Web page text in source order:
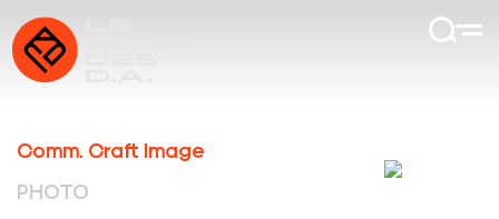
Comm. Craft Image
PHOTO